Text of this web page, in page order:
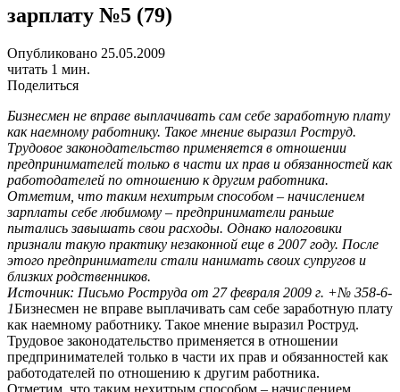
зарплату №5 (79)
Опубликовано 25.05.2009
читать 1 мин.
Поделиться
Бизнесмен не вправе выплачивать сам себе заработную плату
как наемному работнику. Такое мнение выразил Роструд.
Трудовое законодательство применяется в отношении
предпринимателей только в части их прав и обязанностей как
работодателей по отношению к другим работника.
Отметим, что таким нехитрым способом – начислением
зарплаты себе любимому – предприниматели раньше
пытались завышать свои расходы. Однако налоговики
признали такую практику незаконной еще в 2007 году. После
этого предприниматели стали нанимать своих супругов и
близких родственников.
Источник: Письмо Роструда от 27 февраля 2009 г. +№ 358-6-
1Бизнесмен не вправе выплачивать сам себе заработную плату
как наемному работнику. Такое мнение выразил Роструд.
Трудовое законодательство применяется в отношении
предпринимателей только в части их прав и обязанностей как
работодателей по отношению к другим работника.
Отметим, что таким нехитрым способом – начислением